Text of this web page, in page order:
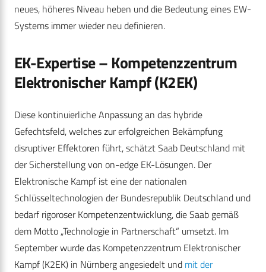
neues, höheres Niveau heben und die Bedeutung eines EW-
Systems immer wieder neu definieren.
EK-Expertise– Kompetenzzentrum
Elektronischer Kampf (K2EK)
Diese kontinuierliche Anpassung an das hybride
Gefechtsfeld, welches zur erfolgreichen Bekämpfung
disruptiver Effektoren führt, schätzt Saab Deutschland mit
der Sicherstellung von on-edge EK-Lösungen. Der
Elektronische Kampf ist eine der nationalen
Schlüsseltechnologien der Bundesrepublik Deutschland und
bedarf rigoroser Kompetenzentwicklung, die Saab gemäß
dem Motto „Technologie in Partnerschaft“ umsetzt. Im
September wurde das Kompetenzzentrum Elektronischer
Kampf (K2EK) in Nürnberg angesiedelt und mit der